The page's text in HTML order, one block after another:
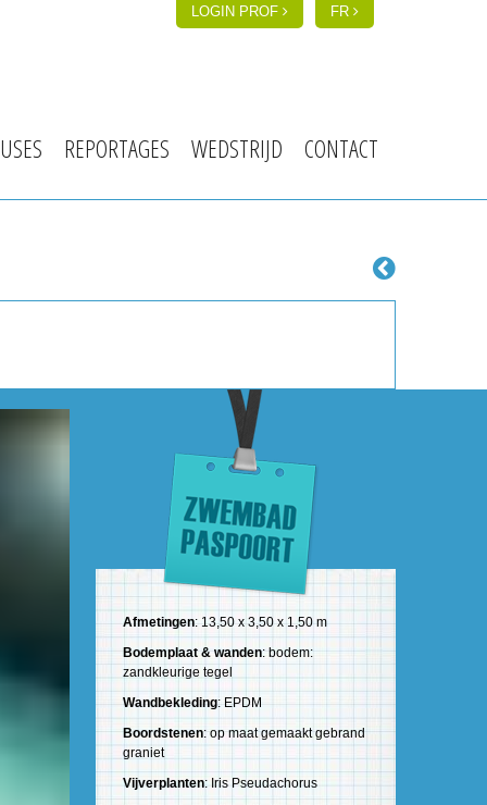
LOGIN PROF FR
REPORTAGES WEDSTRIJD CONTACT
Afmetingen: 13,50 x 3,50 x 1,50 m
Bodemplaat & wanden: bodem:
zandkleurige tegel
Wandbekleding: EPDM
Boordstenen: op maat gemaakt gebrand
graniet
Vijverplanten: Iris Pseudachorus